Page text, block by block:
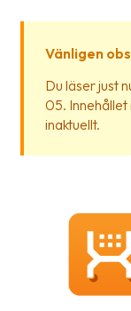
är
Hjälp?
svar
Ordlista
Paketering
Vänligen
Du läser just
05.
inaktuellt.